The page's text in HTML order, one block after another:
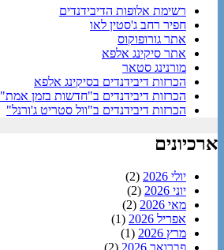
רשימת אלופות הדיבידנדים
חפיר רחב ג'סטין לאו
אתר גורופוקוס
אתר סיקינג אלפא
מורנינג סטאר
הכרזות דיבידנדים בסיקינג אלפא
הכרזות דיבידנדים ב"חדשות בזמן אמת"
הכרזות דיבידנדים ב"וול סטריט ג'ורנל"
ארכיונים
יולי 2026
(2)
יוני 2026
(2)
מאי 2026
(2)
אפריל 2026
(1)
מרץ 2026
(1)